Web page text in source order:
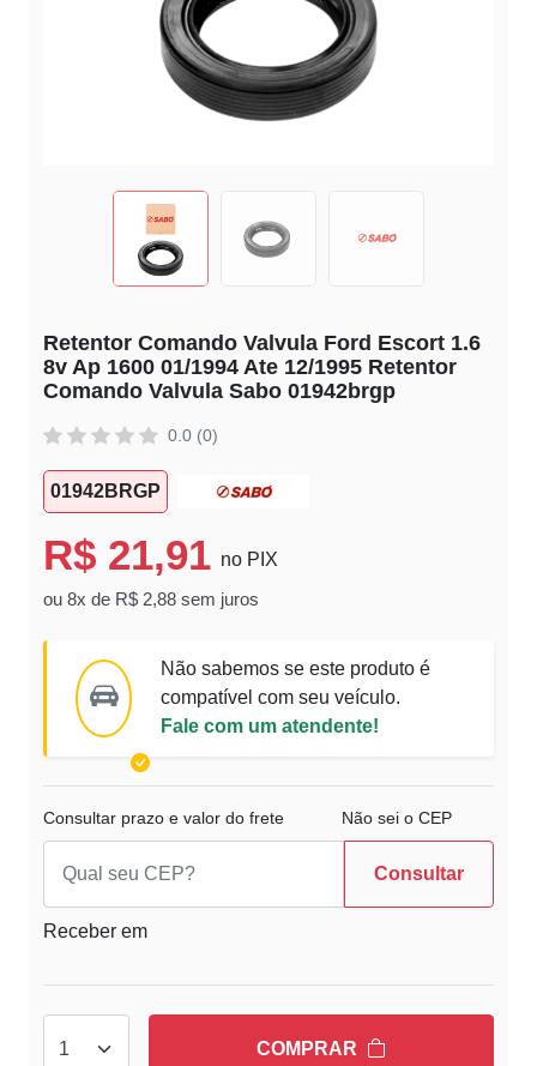
Retentor Comando Valvula Ford Escort 1.6
8v Ap 1600 01/1994 Ate 12/1995 Retentor
Comando Valvula Sabo 01942brgp
0.0 (0)
01942BRGP
R$ 21,91 no PIX
ou 8x de R$ 2,88 sem juros
Não sabemos se este produto é
compatível com seu veículo.
Fale com um atendente!
Consultar prazo e valor do frete Não sei o CEP
Consultar
Receber em
COMPRAR